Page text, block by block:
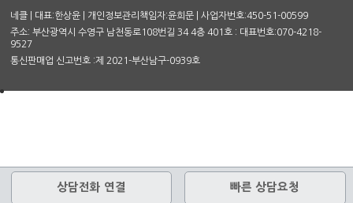
네클 | 대표:한상윤 | 개인정보관리책임자:윤희문 | 사업자번호:450-51-00599
주소: 부산광역시 수영구 남천동로108번길 34 4층 401호 : 대표번호:070-4218-
9527
통신판매업 신고번호 :제 2021-부산남구-0939호
상담전화 연결 빠른 상담요청